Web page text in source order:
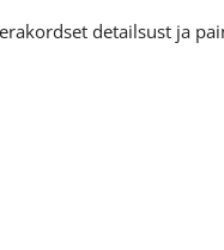
detailsust ja